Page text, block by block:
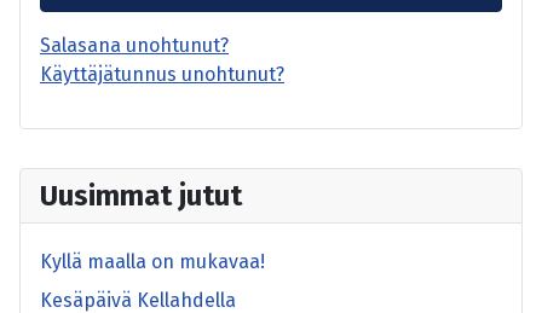
Uusimmat jutut
Kyllä maalla on mukavaa!
Kesäpäivä Kellahdella
Salasana unohtunut?
Käyttäjätunnus unohtunut?